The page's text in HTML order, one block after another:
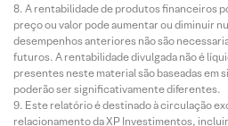
A rentabilidade de produtos financeiros
preço ou valor pode aumentar ou diminuir
desempenhos anteriores não são
futuros. A rentabilidade divulgada não é
presentes neste material são baseadas em
poderão ser significativamente diferentes.
Este relatório é destinado à circulação
relacionamento da XP Investimentos,